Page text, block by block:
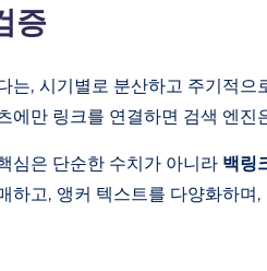
증
는, 시기별로 분산하고 주기적
에만 링크를 연결하면 검색 엔진
심은 단순한 수치가 아니라 백링
하고, 앵커 텍스트를 다양화하